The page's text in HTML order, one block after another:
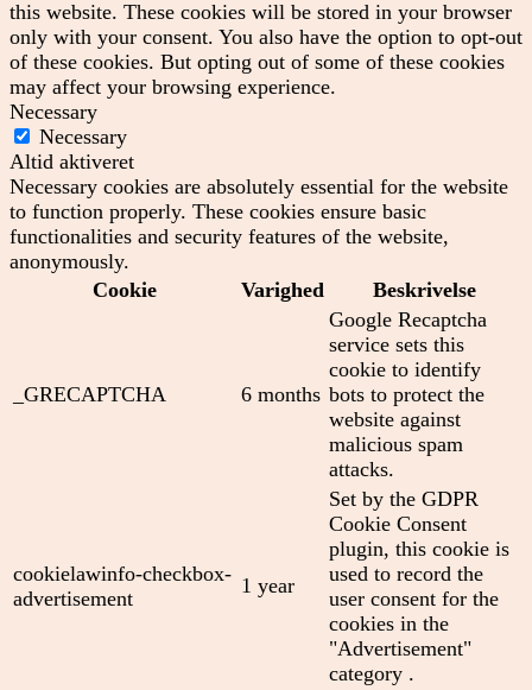
this website. These cookies will be stored in your browser
only with your consent. You also have the option to opt-out
of these cookies. But opting out of some of these cookies
may affect your browsing experience.
Necessary
Necessary
Altid aktiveret
Necessary cookies are absolutely essential for the website
to function properly. These cookies ensure basic
functionalities and security features of the website,
anonymously.
Cookie
Varighed Beskrivelse
_GRECAPTCHA 6 months
Google Recaptcha
service sets this
cookie to identify
bots to protect the
website against
malicious spam
attacks.
cookielawinfo-checkbox-
advertisement
1 year
Set by the GDPR
Cookie Consent
plugin, this cookie is
used to record the
user consent for the
cookies in the
"Advertisement"
category .